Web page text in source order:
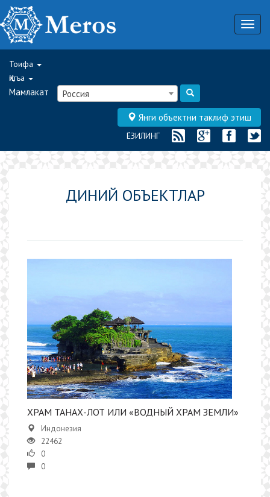
Тоифа
Қитъа
Мамлакат Россия
Янги объектни таклиф этиш
ЁЗИЛИНГ
ДИНИЙ ОБЪЕКТЛАР
ХРАМ ТАНАХ-ЛОТ ИЛИ «ВОДНЫЙ ХРАМ ЗЕМЛИ»
Индонезия
22462
0
0